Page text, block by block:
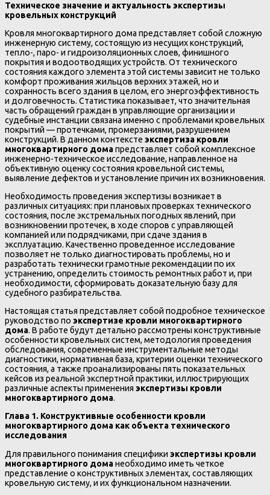
Техническое значение и актуальность экспертизы
кровельных конструкций
Кровля многоквартирного дома представляет собой сложную
инженерную систему, состоящую из несущих конструкций,
тепло-, паро- и гидроизоляционных слоев, финишного
покрытия и водоотводящих устройств. От технического
состояния каждого элемента этой системы зависит не только
комфорт проживания жильцов верхних этажей, но и
сохранность всего здания в целом, его энергоэффективность
и долговечность. Статистика показывает, что значительная
часть обращений граждан в управляющие организации и
судебные инстанции связана именно с проблемами кровельных
покрытий — протечками, промерзаниями, разрушением
конструкций. В данном контексте экспертиза кровли
многоквартирного домапредставляет собой комплексное
инженерно-техническое исследование, направленное на
объективную оценку состояния кровельной системы,
выявление дефектов и установление причин их возникновения.
Необходимость проведения экспертизы возникает в
различных ситуациях: при плановых проверках технического
состояния, после экстремальных погодных явлений, при
возникновении протечек, в ходе споров с управляющей
компанией или подрядчиками, при сдаче здания в
эксплуатацию. Качественно проведенное исследование
позволяет не только диагностировать проблемы, но и
разработать технически грамотные рекомендации по их
устранению, определить стоимость ремонтных работ и, при
необходимости, сформировать доказательную базу для
судебного разбирательства.
Настоящая статья представляет собой подробное техническое
руководство по экспертизе кровли многоквартирного
дома. В работе будут детально рассмотрены конструктивные
особенности кровельных систем, методология проведения
обследования, современные инструментальные методы
диагностики, нормативная база, критерии оценки технического
состояния, а также проанализированы пять показательных
кейсов из реальной экспертной практики, иллюстрирующих
различные аспекты применения экспертизы кровли
многоквартирного дома.
Глава 1. Конструктивные особенности кровли
многоквартирного дома как объекта технического
исследования
Для правильного понимания специфики экспертизы кровли
многоквартирного доманеобходимо иметь четкое
представление о конструктивных элементах, составляющих
кровельную систему, и их функциональном назначении.